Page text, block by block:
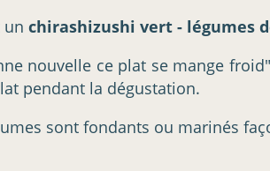
un chirashizushi vert - légumes
nouvelle ce plat se mange
pendant la dégustation.
sont fondants ou marinés